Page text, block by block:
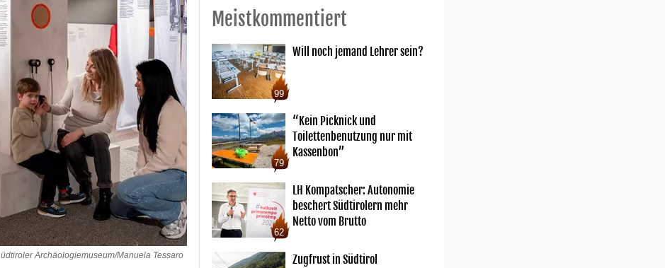
üdtiroler Archäologiemuseum/Manuela Tessaro
Meistkommentiert
99
Will noch jemand Lehrer sein?
79
“Kein Picknick und
Toilettenbenutzung nur mit
Kassenbon”
62
LH Kompatscher: Autonomie
beschert Südtirolern mehr
Netto vom Brutto
Zugfrust in Südtirol